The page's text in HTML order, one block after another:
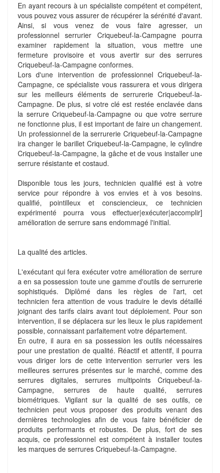
En ayant recours à un spécialiste compétent et compétent,
vous pouvez vous assurer de récupérer la sérénité d'avant.
Ainsi, si vous venez de vous faire agresser, un
professionnel serrurier Criquebeuf-la-Campagne pourra
examiner rapidement la situation, vous mettre une
fermeture provisoire et vous avertir sur des serrures
Criquebeuf-la-Campagne conformes.
Lors d'une intervention de professionnel Criquebeuf-la-
Campagne, ce spécialiste vous rassurera et vous dirigera
sur les meilleurs éléments de serrurerie Criquebeuf-la-
Campagne. De plus, si votre clé est restée enclavée dans
la serrure Criquebeuf-la-Campagne ou que votre serrure
ne fonctionne plus, il est important de faire un changement.
Un professionnel de la serrurerie Criquebeuf-la-Campagne
ira changer le barillet Criquebeuf-la-Campagne, le cylindre
Criquebeuf-la-Campagne, la gâche et de vous installer une
serrure résistante et costaud.
Disponible tous les jours, technicien qualifié est à votre
service pour répondre à vos envies et à vos besoins.
qualifié, pointilleux et consciencieux, ce technicien
expérimenté pourra vous effectuer|exécuter|accomplir]
amélioration de serrure sans endommagé l'initial.
La qualité des articles.
L'exécutant qui fera exécuter votre amélioration de serrure
a en sa possession toute une gamme d'outils de serrurerie
sophistiqués. Diplômé dans les règles de l'art, cet
technicien fera attention de vous traduire le devis détaillé
joignant des tarifs clairs avant tout déploiement. Pour son
intervention, il se déplacera sur les lieux le plus rapidement
possible, connaissant parfaitement votre département.
En outre, il aura en sa possession les outils nécessaires
pour une prestation de qualité. Réactif et attentif, il pourra
vous diriger lors de cette intervention serrurier vers les
meilleures serrures présentes sur le marché, comme des
serrures digitales, serrures multipoints Criquebeuf-la-
Campagne, serrures de haute qualité, serrures
biométriques. Vigilant sur la qualité de ses outils, ce
technicien peut vous proposer des produits venant des
dernières technologies afin de vous faire bénéficier de
produits performants et robustes. De plus, fort de ses
acquis, ce professionnel est compétent à installer toutes
les marques de serrures Criquebeuf-la-Campagne.